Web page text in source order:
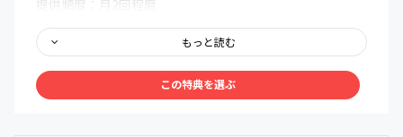
提供頻度：月2回程度
限定ボイス
ここでしか聞けないメッセージボイスや近況報告ボイスな
どをお届けいたします。
提供頻度：月1回程度
もっと読む
この特典を選ぶ